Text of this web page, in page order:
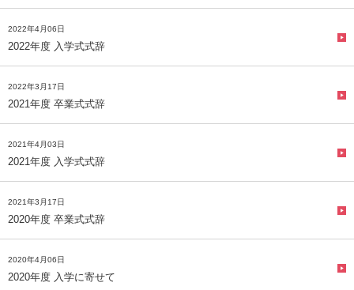
2022年4月06日
2022年度 入学式式辞
2022年3月17日
2021年度 卒業式式辞
2021年4月03日
2021年度 入学式式辞
2021年3月17日
2020年度 卒業式式辞
2020年4月06日
2020年度 入学に寄せて